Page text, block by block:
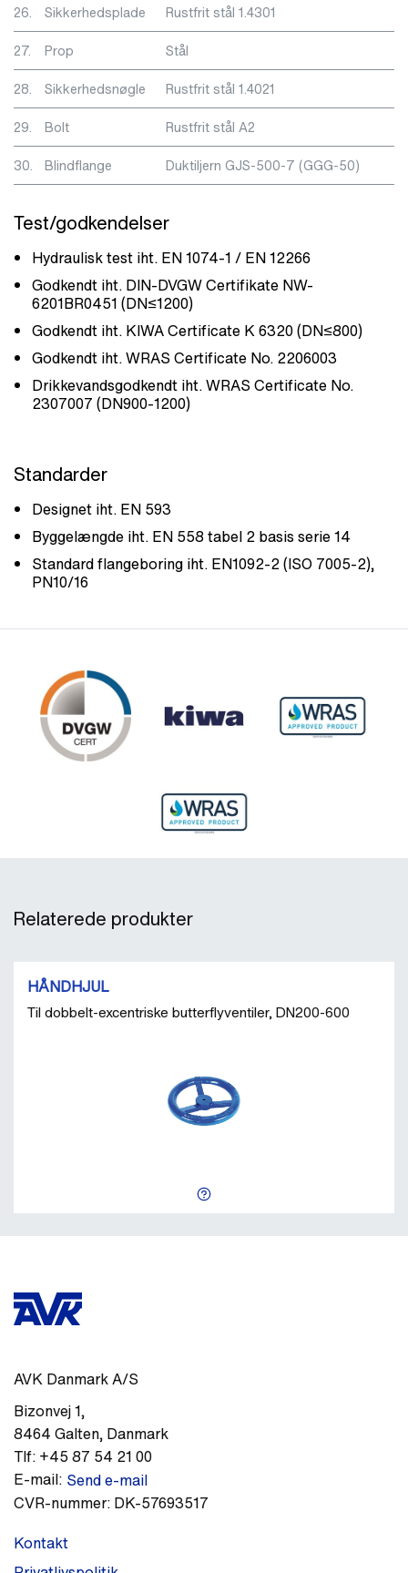
26.
Sikkerhedsplade
Rustfrit stål 1.4301
27.
Prop
Stål
28.
Sikkerhedsnøgle
Rustfrit stål 1.4021
29.
Bolt
Rustfrit stål A2
30.
Blindflange Duktiljern GJS-500-7 (GGG-50)
Test/godkendelser
Hydraulisk test iht. EN 1074-1 / EN 12266
Godkendt iht. DIN-DVGW Certifikate NW-
6201BR0451 (DN≤1200)
Godkendt iht. KIWA Certificate K 6320 (DN≤800)
Godkendt iht. WRAS Certificate No. 2206003
Drikkevandsgodkendt iht. WRAS Certificate No.
2307007 (DN900-1200)
Standarder
Designet iht. EN 593
Byggelængde iht. EN 558 tabel 2 basis serie 14
Standard flangeboring iht. EN1092-2 (ISO 7005-2),
PN10/16
Relaterede produkter
HÅNDHJUL
Til dobbelt-excentriske butterflyventiler, DN200-600
AVK Danmark A/S
Bizonvej 1,
8464 Galten, Danmark
Tlf: +45 87 54 21 00
E-mail: Send e-mail
CVR-nummer: DK-57693517
Kontakt